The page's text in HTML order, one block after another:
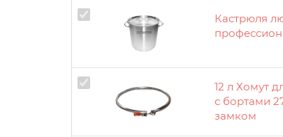
Кастрюля
12 л Хомут
с бортами
замком